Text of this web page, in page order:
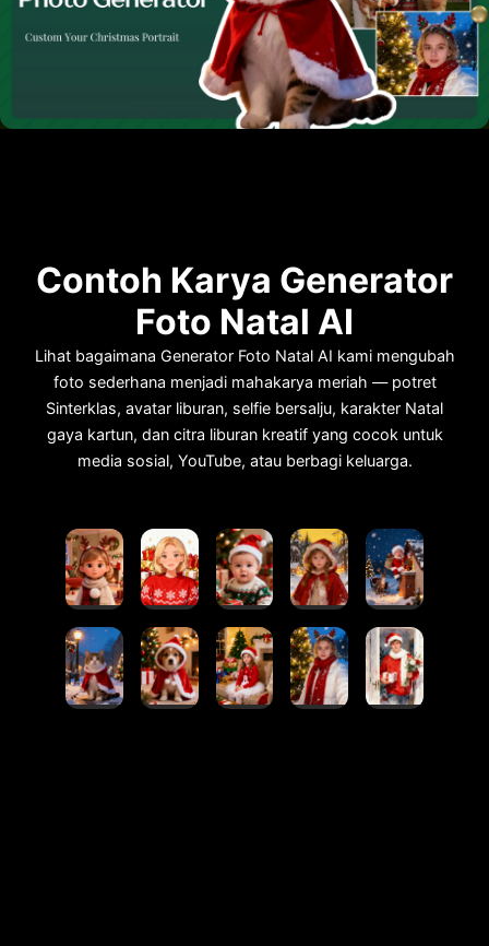
Contoh Karya Generator
Foto Natal AI
Lihat bagaimana Generator Foto Natal AI kami mengubah
foto sederhana menjadi mahakarya meriah — potret
Sinterklas, avatar liburan, selfie bersalju, karakter Natal
gaya kartun, dan citra liburan kreatif yang cocok untuk
media sosial, YouTube, atau berbagi keluarga.